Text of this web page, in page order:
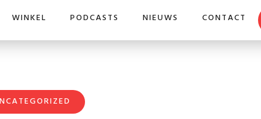
WINKEL PODCASTS NIEUWS CONTACT